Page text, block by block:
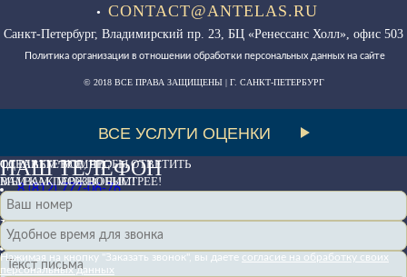
• CONTACT@ANTELAS.RU
Санкт-Петербург, Владимирский пр. 23, БЦ «Ренессанс Холл», офис 503
Политика организации в отношении обработки персональных данных на сайте
© 2018 ВСЕ ПРАВА ЗАЩИЩЕНЫ | Г. САНКТ-ПЕТЕРБУРГ
ВСЕ УСЛУГИ ОЦЕНКИ
НАШ ТЕЛЕФОН
8 (812) 777-06-76
НАШ E-MAIL
contact@antelas.ru
СДЕЛАЕМ ВСЕ, ЧТОБЫ ОТВЕТИТЬ
ВАМ КАК МОЖНО БЫСТРЕЕ!
ОСТАВЬТЕ НОМЕР,
МЫ ВАМ ПЕРЕЗВОНИМ!
Нажимая на кнопку "Заказать звонок", вы даете согласие на обработку своих
персональных данных